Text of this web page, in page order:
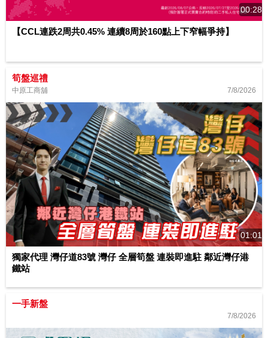
00:28
【CCL連跌2周共0.45% 連續8周於160點上下窄幅爭持】
筍盤巡禮
中原工商舖 7/8/2026
01:01
獨家代理 灣仔道83號 灣仔 全層筍盤 連裝即進駐 鄰近灣仔港
鐵站
一手新盤
7/8/2026